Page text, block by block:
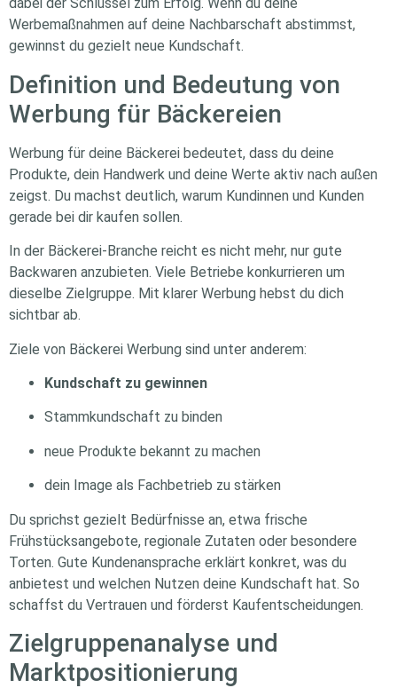
dabei der Schlüssel zum Erfolg. Wenn du deine
Werbemaßnahmen auf deine Nachbarschaft abstimmst,
gewinnst du gezielt neue Kundschaft.
Definition und Bedeutung von
Werbung für Bäckereien
Werbung für deine Bäckerei bedeutet, dass du deine
Produkte, dein Handwerk und deine Werte aktiv nach außen
zeigst. Du machst deutlich, warum Kundinnen und Kunden
gerade bei dir kaufen sollen.
In der Bäckerei-Branche reicht es nicht mehr, nur gute
Backwaren anzubieten. Viele Betriebe konkurrieren um
dieselbe Zielgruppe. Mit klarer Werbung hebst du dich
sichtbar ab.
Ziele von Bäckerei Werbung sind unter anderem:
Kundschaft zu gewinnen
Stammkundschaft zu binden
neue Produkte bekannt zu machen
dein Image als Fachbetrieb zu stärken
Du sprichst gezielt Bedürfnisse an, etwa frische
Frühstücksangebote, regionale Zutaten oder besondere
Torten. Gute Kundenansprache erklärt konkret, was du
anbietest und welchen Nutzen deine Kundschaft hat. So
schaffst du Vertrauen und förderst Kaufentscheidungen.
Zielgruppenanalyse und
Marktpositionierung